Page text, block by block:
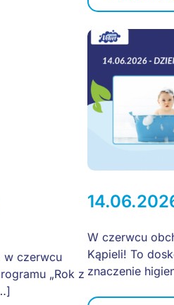
w czerwcu
„Rok z
W czerwcu
Kąpieli! To
znaczenie